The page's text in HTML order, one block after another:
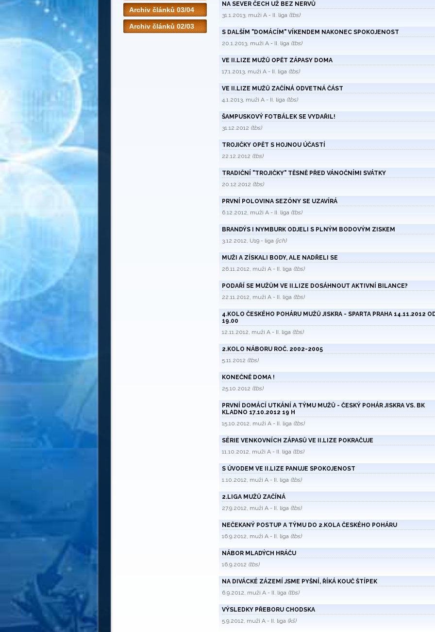
Archiv článků 03/04
Archiv článků 02/03
NA SEVER ČECH UŽ BEZ NERVŮ
31.1.2013, muži A - II. liga (tbs)
S DALŠÍM "DOMÁCÍM" VÍKENDEM NAKONEC SPOKOJENOST
20.1.2013, muži A - II. liga (tbs)
VE II.LIZE MUŽŮ OPĚT ZÁPASY DOMA
17.1.2013, muži A - II. liga (tbs)
VE II.LIZE MUŽŮ ZAČÍNÁ ODVETNÁ ČÁST
4.1.2013, muži A - II. liga (tbs)
ŠAMPUSKOVÝ FOTBÁLEK SE VYDAŘIL!
31.12.2012 (tbs)
TROJIČKY OPĚT S HOJNOU ÚČASTÍ
22.12.2012 (tbs)
TRADIČNÍ "TROJIČKY" TĚSNĚ PŘED VÁNOČNÍMI SVÁTKY
20.12.2012 (tbs)
PRVNÍ POLOVINA SEZÓNY SE UZAVÍRÁ
6.12.2012, muži A - II. liga (tbs)
BRANDÝS I NYMBURK ODJELI S PLNÝM BODOVÝM ZISKEM
3.12.2012, U19 - liga (jch)
MUŽI A ZÍSKALI BODY, ALE NADŘELI SE
26.11.2012, muži A - II. liga (tbs)
PODAŘÍ SE MUŽŮM VE II.LIZE DOSÁHNOUT AKTIVNÍ BILANCE?
22.11.2012, muži A - II. liga (tbs)
4.KOLO ČESKÉHO POHÁRU MUŽŮ JISKRA - SPARTA PRAHA 14.11.2012
19.00
12.11.2012, muži A - II. liga (tbs)
2.KOLO NÁBORU ROČ. 2002-2005
5.11.2012 (tbs)
KONEČNĚ DOMA !
25.10.2012 (tbs)
PRVNÍ DOMÁCÍ UTKÁNÍ A TÝMU MUŽŮ - ČESKÝ POHÁR JISKRA VS. BK
KLADNO 17.10.2012 19 H
15.10.2012, muži A - II. liga (tbs)
SÉRIE VENKOVNÍCH ZÁPASŮ VE II.LIZE POKRAČUJE
11.10.2012, muži A - II. liga (tbs)
S ÚVODEM VE II.LIZE PANUJE SPOKOJENOST
1.10.2012, muži A - II. liga (tbs)
2.LIGA MUŽŮ ZAČÍNÁ
27.9.2012, muži A - II. liga (tbs)
NEČEKANÝ POSTUP A TÝMU DO 2.KOLA ČESKÉHO POHÁRU
16.9.2012, muži A - II. liga (tbs)
NÁBOR MLADÝCH HRÁČU
16.9.2012 (tbs)
NA DIVÁCKÉ ZÁZEMÍ JSME PYŠNÍ, ŘÍKÁ KOUČ ŠTÍPEK
6.9.2012, muži A - II. liga (tbs)
VÝSLEDKY PŘEBORU CHODSKA
5.9.2012, muži A - II. liga (kš)